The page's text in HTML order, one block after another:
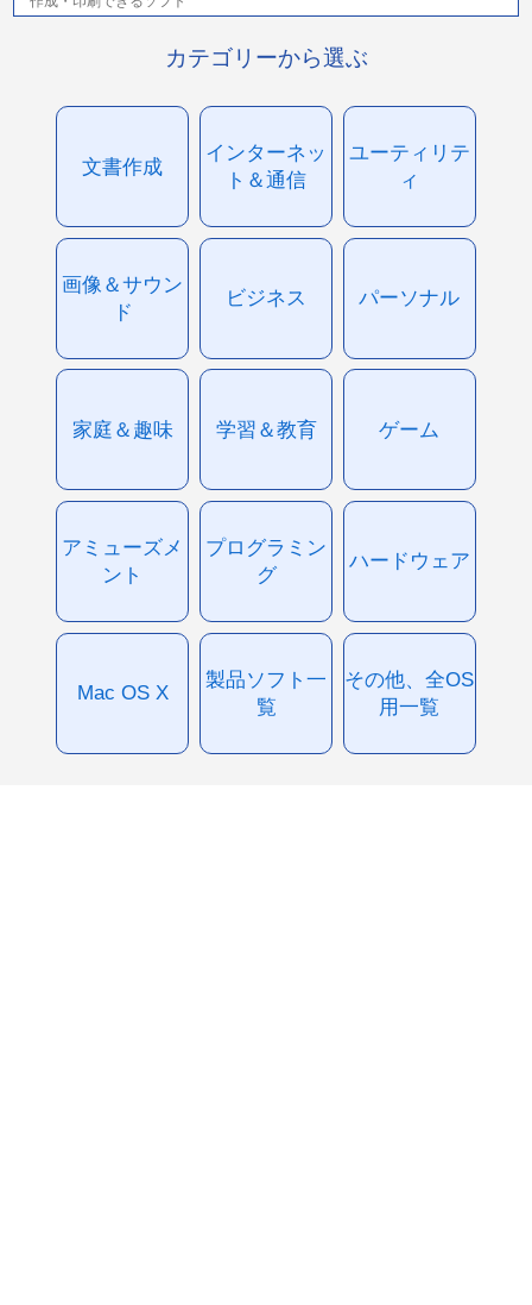
カテゴリーから選ぶ
文書作成
インターネッ
ト＆通信
ユーティリテ
ィ
画像＆サウン
ド
ビジネス パーソナル
家庭＆趣味 学習＆教育 ゲーム
アミューズメ
ント
プログラミン
グ
ハードウェア
Mac OS X
製品ソフト一
覧
その他、全OS
用一覧